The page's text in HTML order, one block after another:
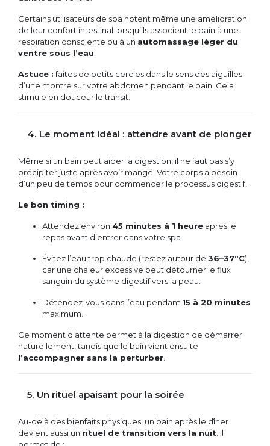
Certains utilisateurs de spa notent même une amélioration
de leur confort intestinal lorsqu’ils associent le bain à une
respiration consciente ou à un automassage léger du
ventre sous l’eau
Astuce :faites de petits cercles dans le sens des aiguilles
d’une montre sur votre abdomen pendant le bain. Cela
stimule en douceur le transit.
4. Le moment idéal : attendre avant de plonger
Même si un bain peut aider la digestion, il ne faut pas s’y
précipiter juste après avoir mangé. Votre corps a besoin
d’un peu de temps pour commencer le processus digestif.
Le bon timing :
Attendez environ 45 minutes à 1 heure après le
repas avant d’entrer dans votre spa.
Évitez l’eau trop chaude (restez autour de 36–37°C),
car une chaleur excessive peut détourner le flux
sanguin du système digestif vers la peau.
Détendez-vous dans l’eau pendant 15 à 20 minutes
maximum.
Ce moment d’attente permet à la digestion de démarrer
naturellement, tandis que le bain vient ensuite
l’accompagner sans la perturber
5. Un rituel apaisant pour la soirée
Au-delà des bienfaits physiques, un bain après le dîner
devient aussi un rituel de transition vers la nuit . Il